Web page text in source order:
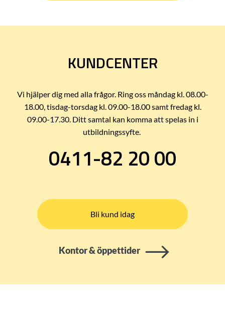
KUNDCENTER
Vi hjälper dig med alla frågor. Ring oss måndag kl. 08.00-
18.00, tisdag-torsdag kl. 09.00-18.00 samt fredag kl.
09.00-17.30. Ditt samtal kan komma att spelas in i
utbildningssyfte.
0411-82 20 00
Bli kund idag
Kontor & öppettider